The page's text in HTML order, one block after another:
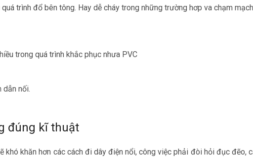
trình đổ bên tông. Hay dễ cháy trong những trường hơp va chạm
trong quá trình khắc phục nhưa PVC
dẫn nối.
đúng kĩ thuật
khăn hơn các cách đi dây điện nổi, công việc phải đòi hỏi đục đẽo,